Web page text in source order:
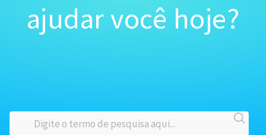
ajudar você hoje?